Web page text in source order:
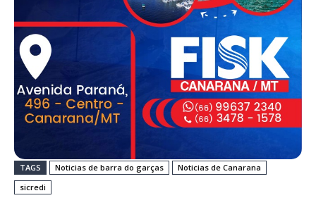
TAGS Noticias de barra do garças
Noticias de Canarana
sicredi